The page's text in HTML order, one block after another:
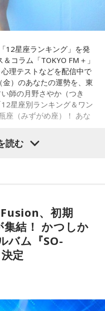
い1軒です。建物のレトロ
とかハラミだとかハツ、
強めで、かなりおいしい
ると、ゴリさんは「エメ
ミアムリブステーキにつ
肉の質がもうレベルが違
名店の魅力を紹介しまし
」を尋ねられると、迷わ
、自然が」と、その美し
「『美しくいてくれてあ
ります」と、故郷への深
えたい方」として名前を
の具志堅用高さんでし
いう節目の年を迎えるこ
かい想いを語りました。
日々が続きました。
ゃ」との思いから、クラ
間に机の上で松田聖子さ
発芸を披露。最初は教室
あんなに無口だった転校
話題になり、「お前、お
が一気に広がったといい
武器になる」と実感。
わせればいい」という体
振り返ります。
だから、ただただ引きつ
返り、苦笑いを見せまし
12星座ランキング」を発
コラム「TOKYO FM＋」
理テストなどを配信中で
）のあなたの運勢を、東
師の月野さやか（つき
星座別ランキング＆ワン
座（みずがめ座）！ あな
。人と違っても大丈夫。
を自由に書き出してみ
開を連れてくるかも！今
ヒントが見つかる予感
絡してみて。
読む
、初期
集結！ かつしか
バム『SO-
定